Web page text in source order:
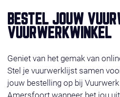
BESTEL JOUW
VUURWERKWINKEL
Geniet van het gemak van
Stel je vuurwerklijst samen
jouw bestelling op bij
Amersfoort wanneer het jou